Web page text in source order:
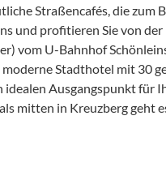
Straßencafés, die zum
und profitieren Sie von
vom U-Bahnhof
Stadthotel mit 30
Ausgangspunkt für
mitten in Kreuzberg geht